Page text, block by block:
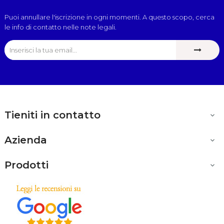
Puoi annullare l'iscrizione in ogni momenti. A questo scopo, cerca
le info di contatto nelle note legali.
Tieniti in contatto 
Azienda 
Prodotti 